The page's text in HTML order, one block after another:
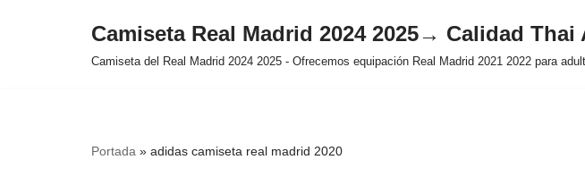
Camiseta Real Madrid 2024 2025→ Calidad Thai
Camiseta del Real Madrid 2024 2025 - Ofrecemos equipación Real Madrid 2021 2022 para
Portada » adidas camiseta real madrid 2020